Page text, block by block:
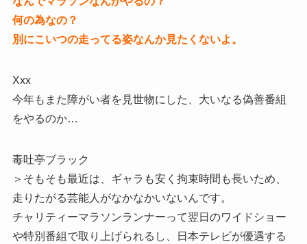
何の為なの？
別にこいつの走ってる姿なんか見たくないよ。
Xxx
今年もまた障がい者を見世物にした、大いなる偽善番組
をやるのか…
毒吐亭ブラック
＞そもそも最近は、ギャラも安く拘束時間も長いため、
走りたがる芸能人がなかなかいないんです。
チャリティーマラソンランナーって翌日のワイドショー
や特別番組で取り上げられるし、日本テレビが優遇する